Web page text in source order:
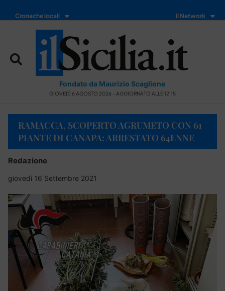
Cronache locali Il Network
Fondato da Maurizio Scaglione
GIOVEDÌ 6 AGOSTO 2026 - AGGIORNATO ALLE 12:15
RAMACCA, SCOPERTO AGRUMETO CON 61
PIANTE DI CANAPA: ARRESTATO 64ENNE
Redazione
giovedì 16 Settembre 2021